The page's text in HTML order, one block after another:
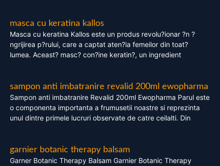
masca cu keratina kallos
Masca cu keratina Kallos este un produs revolu?ionar ?n ?
ngrijirea p?rului, care a captat aten?ia femeilor din toat?
lumea. Aceast? masc? con?ine keratin?, un ingredient
sampon anti imbatranire revalid 200ml ewopharma
Sampon anti imbatranire Revalid 200ml Ewopharma Parul este
o componenta importanta a frumusetii noastre si reprezinta
unul dintre primele lucruri observate de catre ceilalti. Din
garnier botanic therapy balsam
Garner Botanic Therapy Balsam Garnier Botanic Therapy